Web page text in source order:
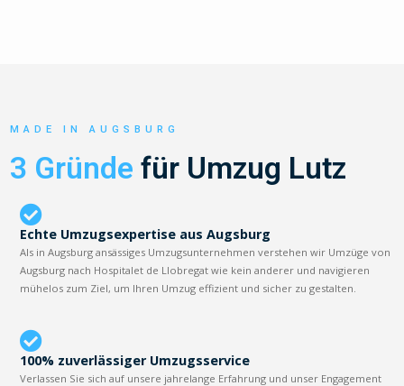
MADE IN AUGSBURG
3 Gründe für Umzug Lutz
Echte Umzugsexpertise aus Augsburg
Als in Augsburg ansässiges Umzugsunternehmen verstehen wir Umzüge von
Augsburg nach Hospitalet de Llobregat wie kein anderer und navigieren
mühelos zum Ziel, um Ihren Umzug effizient und sicher zu gestalten.
100% zuverlässiger Umzugsservice
Verlassen Sie sich auf unsere jahrelange Erfahrung und unser Engagement